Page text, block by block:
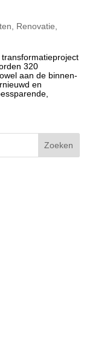
, Renovatie,
320
aan de binnen-
en